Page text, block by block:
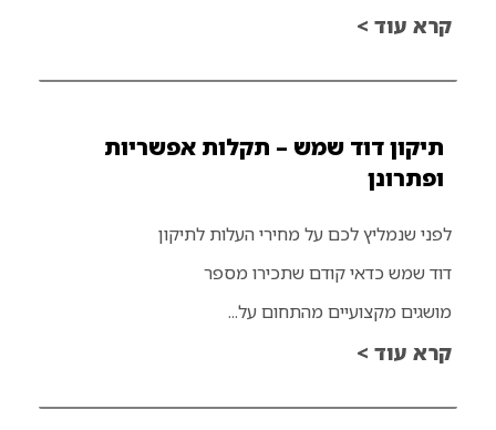
קרא עוד >
תיקון דוד שמש – תקלות אפשריות
ופתרונן
לפני שנמליץ לכם על מחירי העלות לתיקון
דוד שמש כדאי קודם שתכירו מספר
מושגים מקצועיים מהתחום על...
קרא עוד >